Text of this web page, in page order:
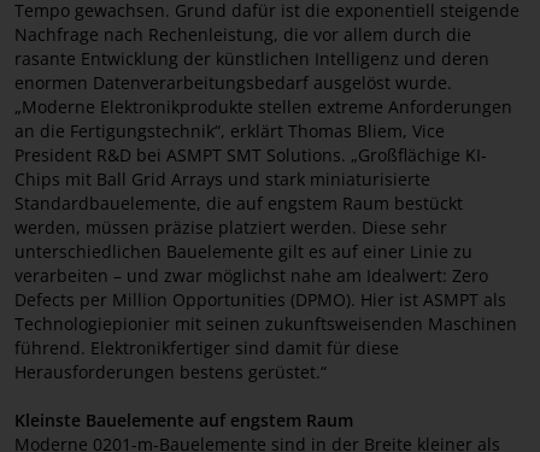
Tempo gewachsen. Grund dafür ist die exponentiell steigende
Nachfrage nach Rechenleistung, die vor allem durch die
rasante Entwicklung der künstlichen Intelligenz und deren
enormen Datenverarbeitungsbedarf ausgelöst wurde.
„Moderne Elektronikprodukte stellen extreme Anforderungen
an die Fertigungstechnik“, erklärt Thomas Bliem, Vice
President R&D bei ASMPT SMT Solutions. „Großflächige KI-
Chips mit Ball Grid Arrays und stark miniaturisierte
Standardbauelemente, die auf engstem Raum bestückt
werden, müssen präzise platziert werden. Diese sehr
unterschiedlichen Bauelemente gilt es auf einer Linie zu
verarbeiten – und zwar möglichst nahe am Idealwert: Zero
Defects per Million Opportunities (DPMO). Hier ist ASMPT als
Technologiepionier mit seinen zukunftsweisenden Maschinen
führend. Elektronikfertiger sind damit für diese
Herausforderungen bestens gerüstet.“
Kleinste Bauelemente auf engstem Raum
Moderne 0201-m-Bauelemente sind in der Breite kleiner als